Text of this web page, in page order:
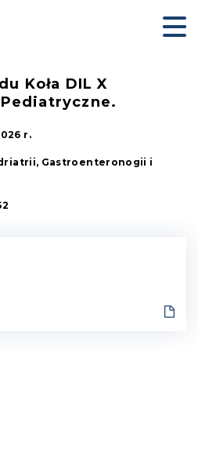
Koła DIL X
r.
Gastroenteronogii i